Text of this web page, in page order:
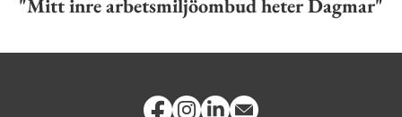
"Mitt inre arbetsmiljöombud heter Dagmar"